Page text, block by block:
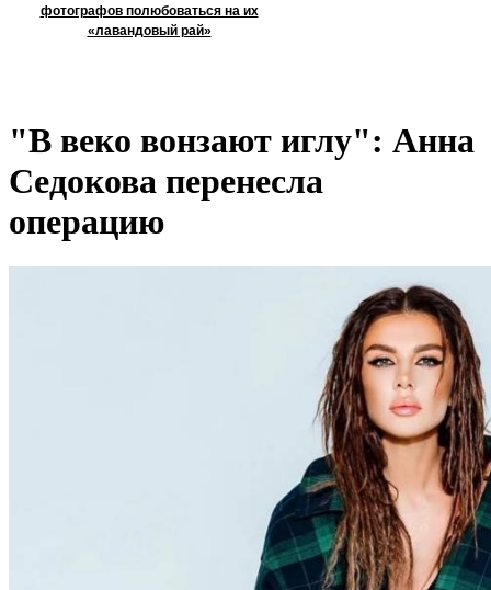
фотографов полюбоваться на их
«лавандовый рай»
"В веко вонзают иглу": Анна
Седокова перенесла
операцию